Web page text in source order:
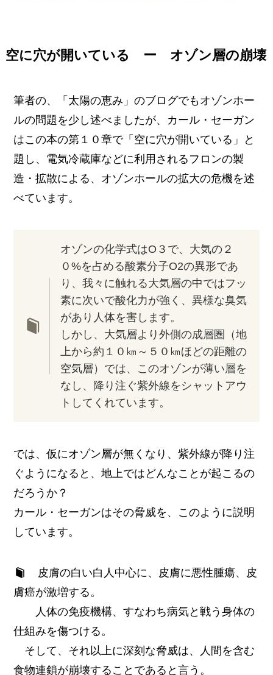
空に穴が開いている ー オゾン層の崩壊
筆者の、「太陽の恵み」のブログでもオゾンホー
ルの問題を少し述べましたが、カール・セーガン
はこの本の第１０章で「空に穴が開いている」と
題し、電気冷蔵庫などに利用されるフロンの製
造・拡散による、オゾンホールの拡大の危機を述
べています。
オゾンの化学式はO３で、大気の２
０%を占める酸素分子O2の異形であ
り、我々に触れる大気層の中ではフッ
素に次いで酸化力が強く、異様な臭気
があり人体を害します。
しかし、大気層より外側の成層圏（地
上から約１０㎞～５０㎞ほどの距離の
空気層）では、このオゾンが薄い層を
なし、降り注ぐ紫外線をシャットアウ
トしてくれています。
では、仮にオゾン層が無くなり、紫外線が降り注
ぐようになると、地上ではどんなことが起こるの
だろうか？
カール・セーガンはその脅威を、このように説明
しています。
皮膚の白い白人中心に、皮膚に悪性腫瘍、皮
膚癌が激増する。
人体の免疫機構、すなわち病気と戦う身体の
仕組みを傷つける。
そして、それ以上に深刻な脅威は、人間を含む
食物連鎖が崩壊することであると言う。